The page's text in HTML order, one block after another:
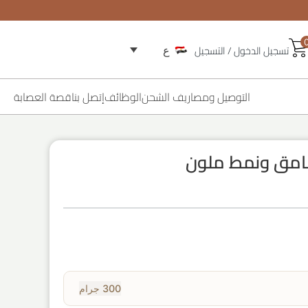
تسجيل الدخول / التسجيل ع
التوصيل ومصاريف الشحنالوظائفإتصل بناقصة العصابة
ونمط ملون
300 جرام